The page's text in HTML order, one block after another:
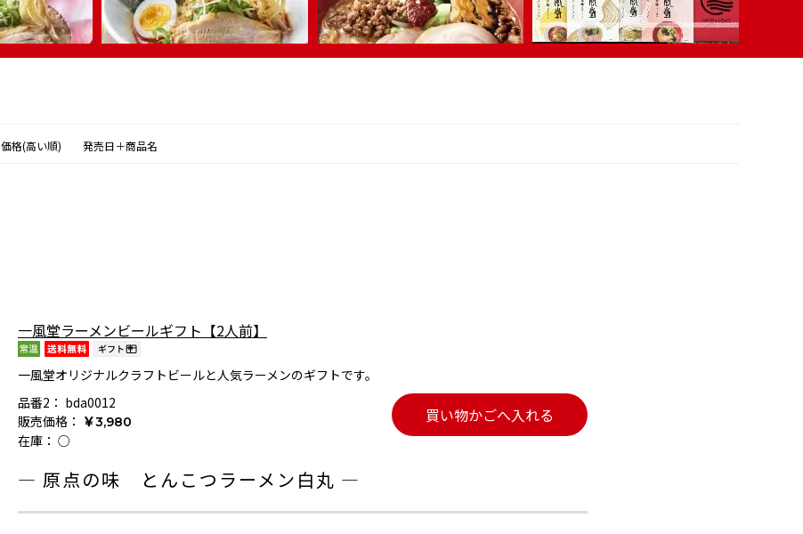
価格(高い順) 発売日＋商品名
一風堂ラーメンビールギフト【2人前】
一風堂オリジナルクラフトビールと人気ラーメンのギフトです。
品番2： bda0012
販売価格：
￥3,980
在庫： ○
買い物かごへ入れる
― 原点の味 とんこつラーメン白丸 ―